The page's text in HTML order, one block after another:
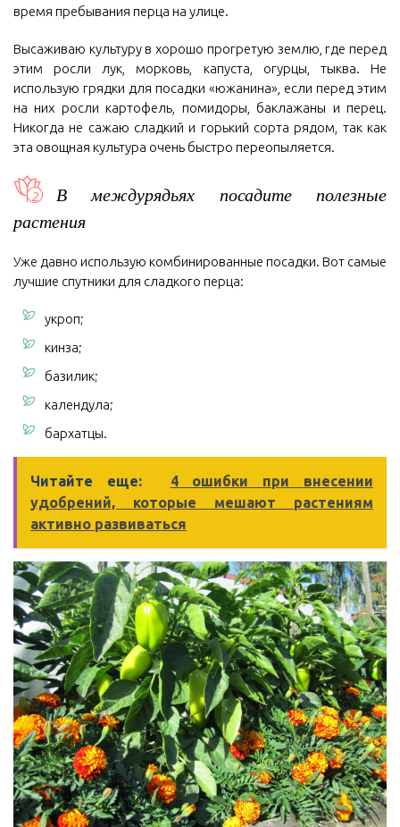
время пребывания перца на улице.
Высаживаю культуру в хорошо прогретую землю, где перед
этим росли лук, морковь, капуста, огурцы, тыква. Не
использую грядки для посадки «южанина», если перед этим
на них росли картофель, помидоры, баклажаны и перец.
Никогда не сажаю сладкий и горький сорта рядом, так как
эта овощная культура очень быстро переопыляется.
В междурядьях посадите полезные
растения
Уже давно использую комбинированные посадки. Вот самые
лучшие спутники для сладкого перца:
укроп;
кинза;
базилик;
календула;
бархатцы.
Читайте еще:
4 ошибки при внесении
удобрений, которые мешают растениям
активно развиваться